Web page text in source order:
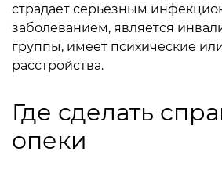
страдает серьезным
заболеванием, является
группы, имеет психические
расстройства.
Где сделать
опеки